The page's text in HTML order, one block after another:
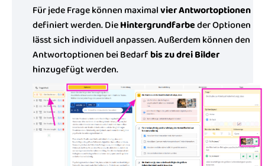
Für jede Frage können maximalvier Antwortoptionen
definiert werden. DieHintergrundfarbeder Optionen
lässt sich individuell anpassen. Außerdem können den
Antwortoptionen bei Bedarfbis zu drei Bilder
hinzugefügt werden.